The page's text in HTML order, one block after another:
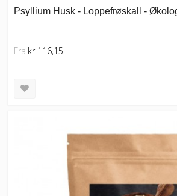
Psyllium Husk - Loppefrøskall -
Fra kr 116,15